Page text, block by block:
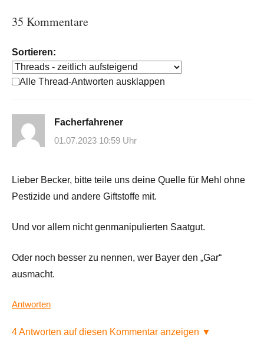
35 Kommentare
Sortieren:
Alle Thread-Antworten ausklappen
Facherfahrener
01.07.2023 10:59 Uhr
Lieber Becker, bitte teile uns deine Quelle für Mehl ohne
Pestizide und andere Giftstoffe mit.
Und vor allem nicht genmanipulierten Saatgut.
Oder noch besser zu nennen, wer Bayer den „Gar“
ausmacht.
Antworten
4 Antworten auf diesen Kommentar anzeigen ▼